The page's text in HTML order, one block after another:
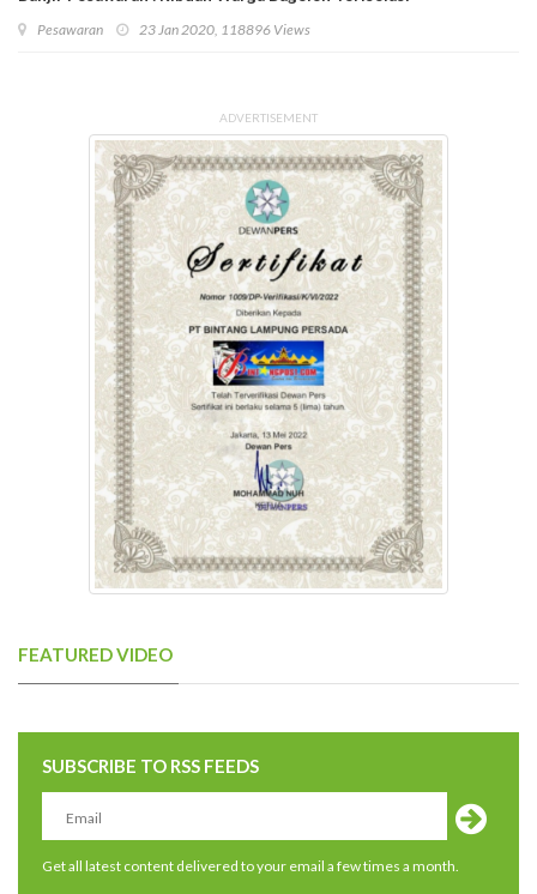
Pesawaran 23 Jan 2020, 118896 Views
ADVERTISEMENT
FEATURED VIDEO
SUBSCRIBE TO RSS FEEDS
Get all latest content delivered to your email a few times a month.